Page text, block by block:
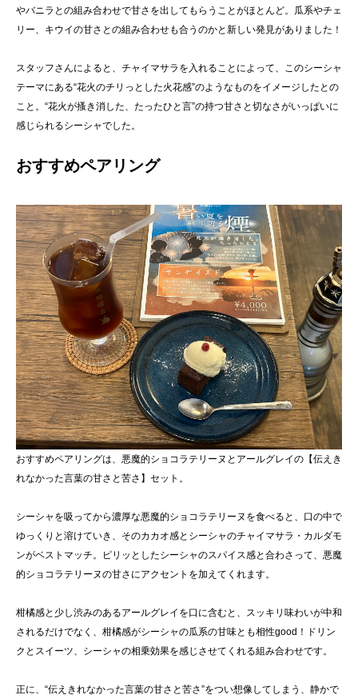
やバニラとの組み合わせで甘さを出してもらうことがほとんど。瓜系やチェ
リー、キウイの甘さとの組み合わせも合うのかと新しい発見がありました！
スタッフさんによると、チャイマサラを入れることによって、このシーシャ
テーマにある“花火のチリっとした火花感”のようなものをイメージしたとの
こと。“花火が搔き消した、たったひと言”の持つ甘さと切なさがいっぱいに
感じられるシーシャでした。
おすすめペアリング
おすすめペアリングは、悪魔的ショコラテリーヌとアールグレイの【伝えき
れなかった言葉の甘さと苦さ】セット。
シーシャを吸ってから濃厚な悪魔的ショコラテリーヌを食べると、口の中で
ゆっくりと溶けていき、そのカカオ感とシーシャのチャイマサラ・カルダモ
ンがベストマッチ。ピリッとしたシーシャのスパイス感と合わさって、悪魔
的ショコラテリーヌの甘さにアクセントを加えてくれます。
柑橘感と少し渋みのあるアールグレイを口に含むと、スッキリ味わいが中和
されるだけでなく、柑橘感がシーシャの瓜系の甘味とも相性good！ドリン
クとスイーツ、シーシャの相乗効果を感じさせてくれる組み合わせです。
正に、“伝えきれなかった言葉の甘さと苦さ”をつい想像してしまう、静かで